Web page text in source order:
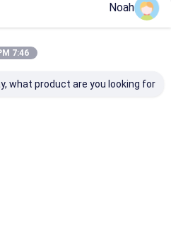
10pcs / هر نوع.
کابل های خنک شده با آب PFA
3.5M کابل های خنک آب
Noah
7:46 PM
what product are you looking for?